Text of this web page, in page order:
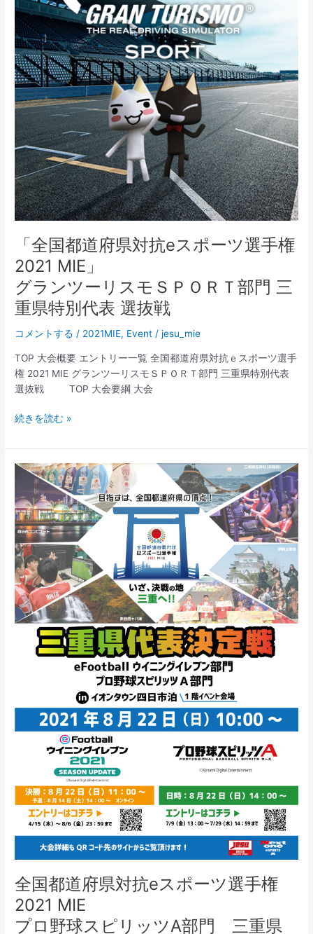
催
「全国都道府県対抗eスポーツ選手権
2021 MIE」
グランツーリスモＳＰＯＲＴ部門 三
重県特別代表 選抜戦
コメントする / 2021MIE, Event /jesu_mie
TOP 大会概要 エントリー一覧 全国都道府県対抗ｅスポーツ選手
権 2021 MIE グランツーリスモＳＰＯＲＴ部門 三重県特別代表
選抜戦 TOP 大会要綱 大会
「全
都
道
県
対
抗
e
ス
ポ
ー
ツ
選
ラ
ス
モ
Ｐ
Ｔ
部
門
三
続きを読む »
全国都道府県対抗eスポーツ選手権
2021 MIE
プロ野球スピリッツA部門 三重県